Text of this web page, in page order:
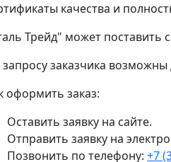
качества и
Трейд" может
заказчика
оформить заказ:
Оставить заявку на сайте.
Отправить заявку на
Позвонить по телефону: +7